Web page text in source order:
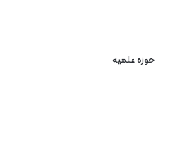
حوزه علمیه